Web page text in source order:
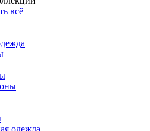
всё
одежда